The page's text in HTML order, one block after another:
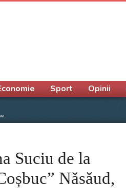
Suciu de la
Năsăud,
Sport Opinii